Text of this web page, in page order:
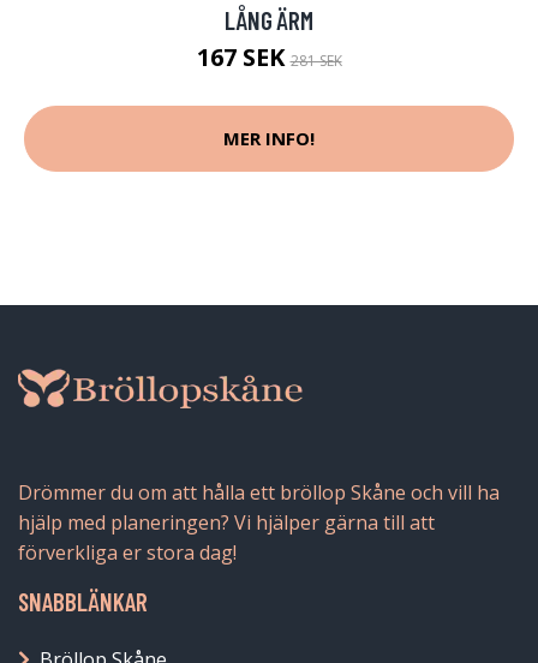
LÅNG ÄRM
167 SEK281 SEK
MER INFO!
Drömmer du om att hålla ett bröllop Skåne och vill ha
hjälp med planeringen? Vi hjälper gärna till att
förverkliga er stora dag!
SNABBLÄNKAR